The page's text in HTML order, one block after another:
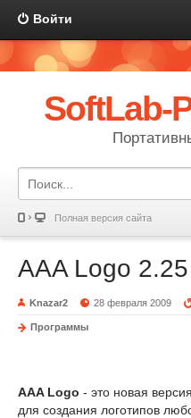
Войти
SoftLab-
Полная версия сайта
AAA Logo 2.25
Knazar2 28 февраля 2009
Программы
AAA Logo - это новая
для создания логотипов